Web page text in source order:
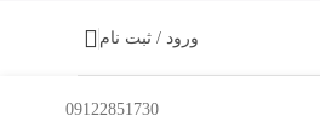
ورود / ثبت نام
09122851730